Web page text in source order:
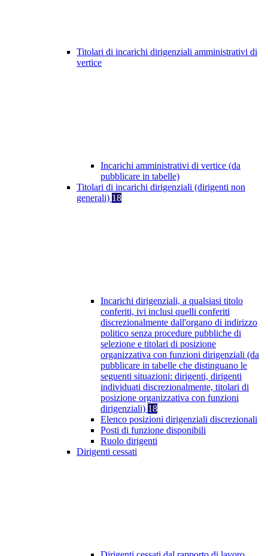
Titolari di incarichi dirigenziali amministrativi di
vertice
Incarichi amministrativi di vertice (da
pubblicare in tabelle)
Titolari di incarichi dirigenziali (dirigenti non
generali) 18
Incarichi dirigenziali, a qualsiasi titolo
conferiti, ivi inclusi quelli conferiti
discrezionalmente dall'organo di indirizzo
politico senza procedure pubbliche di
selezione e titolari di posizione
organizzativa con funzioni dirigenziali (da
pubblicare in tabelle che distinguano le
seguenti situazioni: dirigenti, dirigenti
individuati discrezionalmente, titolari di
posizione organizzativa con funzioni
dirigenziali) 18
Elenco posizioni dirigenziali discrezionali
Posti di funzione disponibili
Ruolo dirigenti
Dirigenti cessati